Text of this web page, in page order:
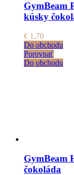
GymBeam
kúsky
€ 1,70
Do obchodu
Porovnať
Do obchodu
GymBeam
čokoláda